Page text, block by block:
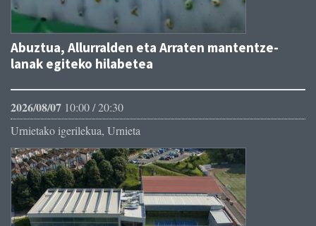
Abuztua, Allurralden eta Arraten mantentze-
lanak egiteko hilabetea
2026/08/07 10:00 / 20:30
Urnietako igerilekua, Urnieta